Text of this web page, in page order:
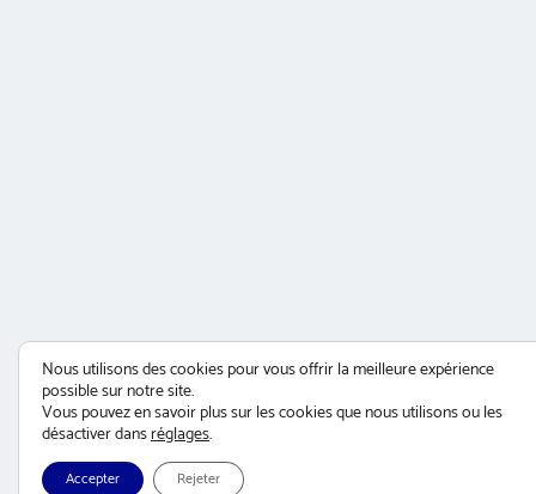
Nous utilisons des cookies pour vous offrir la meilleure expérience
possible sur notre site.
Vous pouvez en savoir plus sur les cookies que nous utilisons ou les
désactiver dansréglages.
Accepter Rejeter